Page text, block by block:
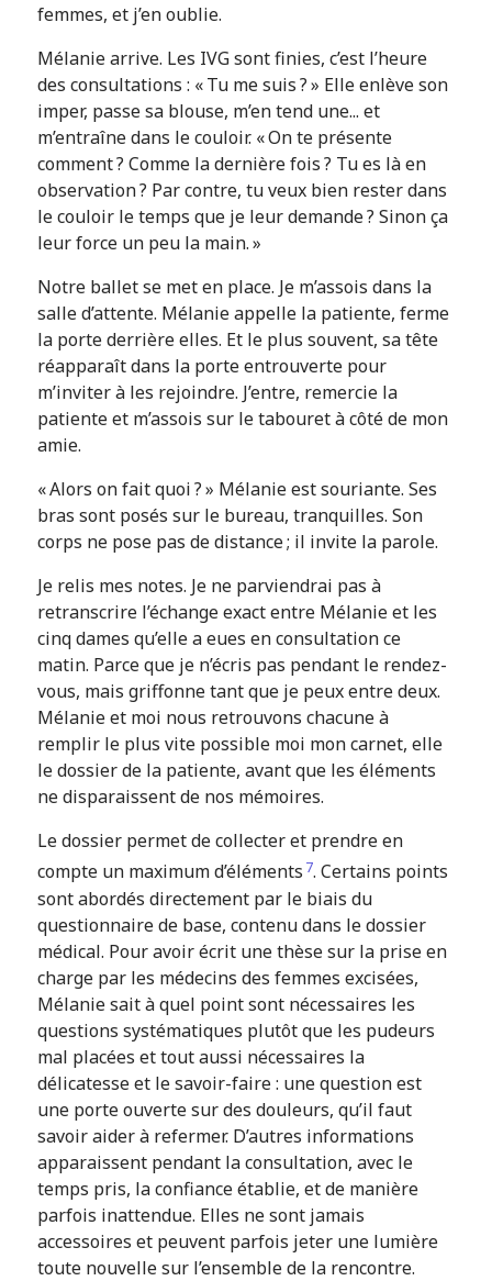
femmes, et j’en oublie.
Mélanie arrive. Les IVG sont finies, c’est l’heure
des consultations : « Tu me suis ? » Elle enlève son
imper, passe sa blouse, m’en tend une... et
m’entraîne dans le couloir. « On te présente
comment ? Comme la dernière fois ? Tu es là en
observation ? Par contre, tu veux bien rester dans
le couloir le temps que je leur demande ? Sinon ça
leur force un peu la main. »
Notre ballet se met en place. Je m’assois dans la
salle d’attente. Mélanie appelle la patiente, ferme
la porte derrière elles. Et le plus souvent, sa tête
réapparaît dans la porte entrouverte pour
m’inviter à les rejoindre. J’entre, remercie la
patiente et m’assois sur le tabouret à côté de mon
amie.
« Alors on fait quoi ? » Mélanie est souriante. Ses
bras sont posés sur le bureau, tranquilles. Son
corps ne pose pas de distance ; il invite la parole.
Je relis mes notes. Je ne parviendrai pas à
retranscrire l’échange exact entre Mélanie et les
cinq dames qu’elle a eues en consultation ce
matin. Parce que je n’écris pas pendant le rendez-
vous, mais griffonne tant que je peux entre deux.
Mélanie et moi nous retrouvons chacune à
remplir le plus vite possible moi mon carnet, elle
le dossier de la patiente, avant que les éléments
ne disparaissent de nos mémoires.
Le dossier permet de collecter et prendre en
compte un maximum d’éléments 7. Certains points
sont abordés directement par le biais du
questionnaire de base, contenu dans le dossier
médical. Pour avoir écrit une thèse sur la prise en
charge par les médecins des femmes excisées,
Mélanie sait à quel point sont nécessaires les
questions systématiques plutôt que les pudeurs
mal placées et tout aussi nécessaires la
délicatesse et le savoir-faire : une question est
une porte ouverte sur des douleurs, qu’il faut
savoir aider à refermer. D’autres informations
apparaissent pendant la consultation, avec le
temps pris, la confiance établie, et de manière
parfois inattendue. Elles ne sont jamais
accessoires et peuvent parfois jeter une lumière
toute nouvelle sur l’ensemble de la rencontre.